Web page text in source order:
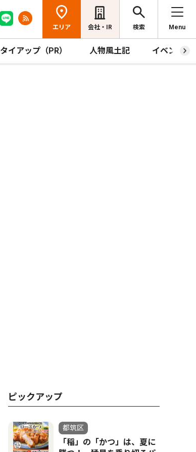
エリア 会社・IR 検索 Menu
タイアップ（PR） 人物風土記 イベント
ピックアップ
都筑区
「稲」の「かつ」は、夏に